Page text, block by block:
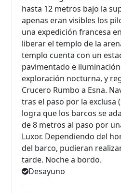
hasta 12 metros bajo la
apenas eran visibles los
una expedición francesa
liberar el templo de la
templo cuenta con un
pavimentado e
exploración nocturna, y
Crucero Rumbo a Esna.
tras el paso por la exclusa
logra que los barcos se
de 8 metros al paso por
Luxor. Dependiendo del
del barco, pudieran
tarde. Noche a bordo.
Desayuno